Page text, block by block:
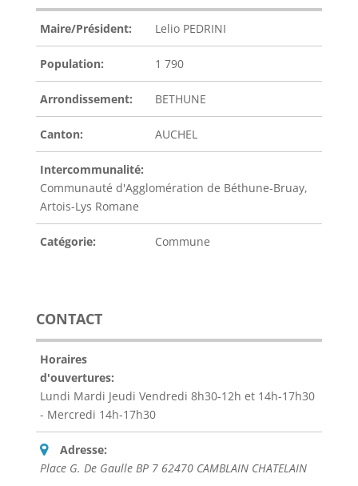
Maire/Président: Lelio PEDRINI
Population: 1 790
Arrondissement: BETHUNE
Canton: AUCHEL
Intercommunalité:
Communauté d'Agglomération de Béthune-Bruay,
Artois-Lys Romane
Catégorie: Commune
CONTACT
Horaires
d'ouvertures:
Lundi Mardi Jeudi Vendredi 8h30-12h et 14h-17h30
- Mercredi 14h-17h30
Adresse:
Place G. De Gaulle BP 7 62470 CAMBLAIN CHATELAIN